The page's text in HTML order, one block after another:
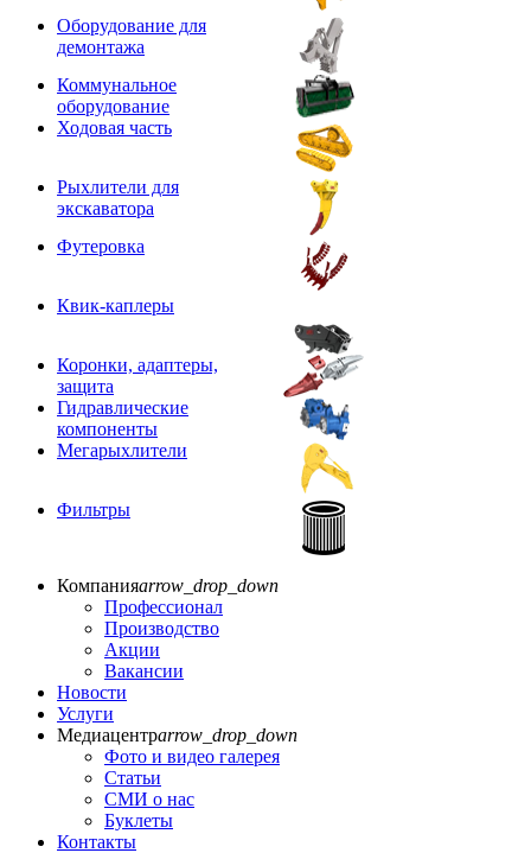
Оборудование для
демонтажа
Коммунальное
оборудование
Ходовая часть
Рыхлители для
экскаватора
Футеровка
Квик-каплеры
Коронки, адаптеры,
защита
Гидравлические
компоненты
Мегарыхлители
Фильтры
Компанияarrow_drop_down
Профессионал
Производство
Акции
Вакансии
Новости
Услуги
Медиацентрarrow_drop_down
Фото и видео галерея
Статьи
СМИ о нас
Буклеты
Контакты